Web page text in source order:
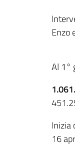
Enzo
Al 1°
Inizia
16